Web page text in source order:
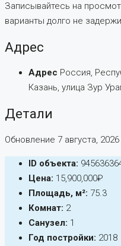
Записывайтесь на
варианты долго не
Адрес
Адрес Россия,
Казань, улица Зур
Детали
Обновление 7 августа, 2026
ID объекта:
Цена: 15,900,000₽
Площадь, м²: 75.3
Комнат: 2
Санузел: 1
Год постройки: 2018